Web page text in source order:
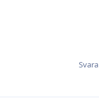
Svara